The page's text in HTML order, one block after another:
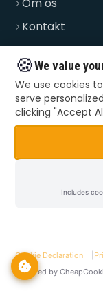
Kontakt
FAQ
Priser
Blog
Ring til os og få
🍪We value
We use cookies
serve
clicking "Accept
Includes
Cookie Declaration
Powered by